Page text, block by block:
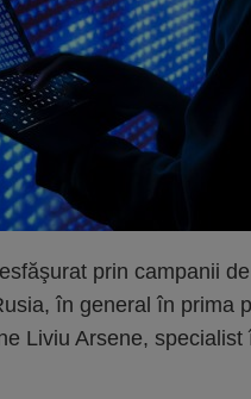
prin campanii
în general în prima
Liviu Arsene, specialist